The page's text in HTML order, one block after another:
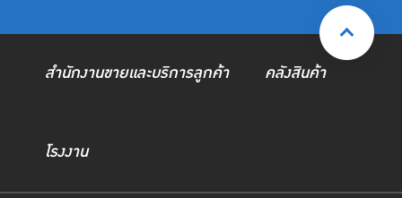
สำนักงานขายและบริการลูกค้า คลังสินค้า
โรงงาน